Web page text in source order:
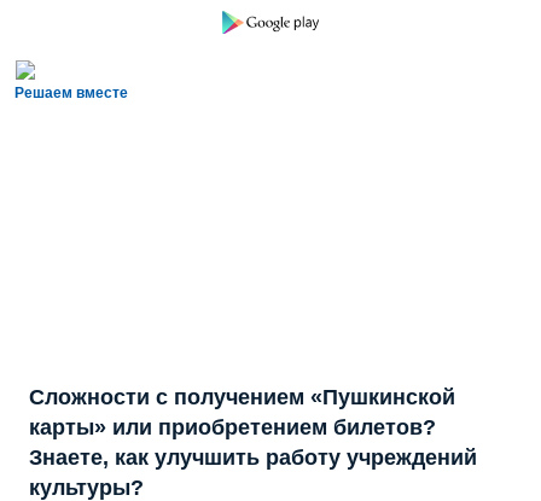
Решаем вместе
Сложности с получением «Пушкинской
карты» или приобретением билетов?
Знаете, как улучшить работу учреждений
культуры?